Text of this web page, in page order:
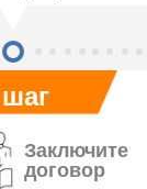
шаг
Заключите
договор